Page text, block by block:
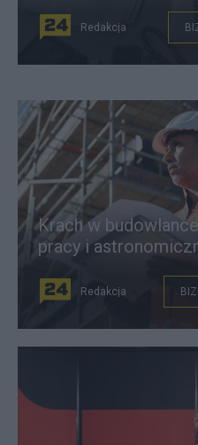
Redakcja
Krach w
pracy i
Redakcja